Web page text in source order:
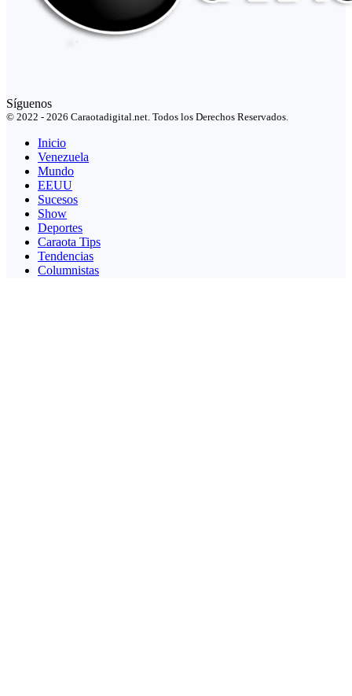
Síguenos
© 2022 - 2026 Caraotadigital.net. Todos los Derechos Reservados.
Inicio
Venezuela
Mundo
EEUU
Sucesos
Show
Deportes
Caraota Tips
Tendencias
Columnistas